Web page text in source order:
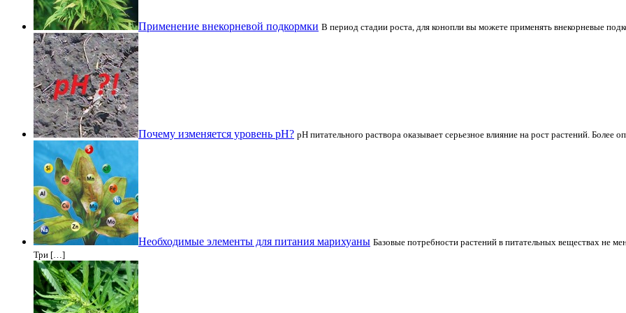
Применение внекорневой подкормки В период стадии роста, для конопли вы можете применять внекорневые
Почему изменяется уровень рН? рН питательного раствора оказывает серьезное влияние на рост растений.
Необходимые элементы для питания марихуаны Базовые потребности растений в питательных веществах не
Три […]